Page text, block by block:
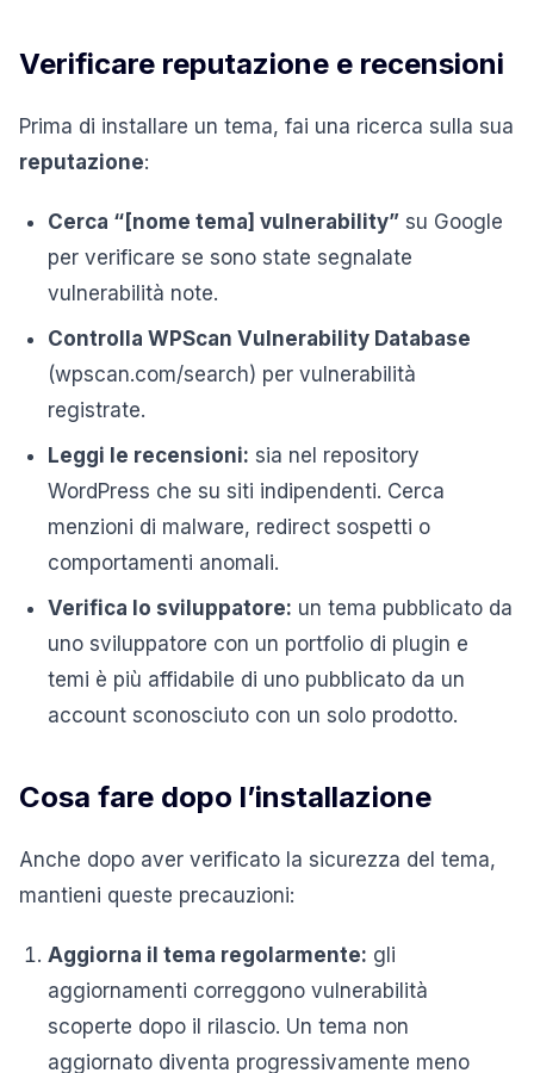
Verificare reputazione e recensioni
Prima di installare un tema, fai una ricerca sulla sua
reputazione:
Cerca “[nome tema] vulnerability” su Google
per verificare se sono state segnalate
vulnerabilità note.
Controlla WPScan Vulnerability Database
(wpscan.com/search) per vulnerabilità
registrate.
Leggi le recensioni: sia nel repository
WordPress che su siti indipendenti. Cerca
menzioni di malware, redirect sospetti o
comportamenti anomali.
Verifica lo sviluppatore: un tema pubblicato da
uno sviluppatore con un portfolio di plugin e
temi è più affidabile di uno pubblicato da un
account sconosciuto con un solo prodotto.
Cosa fare dopo l’installazione
Anche dopo aver verificato la sicurezza del tema,
mantieni queste precauzioni:
Aggiorna il tema regolarmente: gli
aggiornamenti correggono vulnerabilità
scoperte dopo il rilascio. Un tema non
aggiornato diventa progressivamente meno